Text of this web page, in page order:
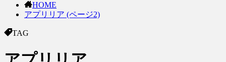
HOME
アプリリア (ページ2)
TAG